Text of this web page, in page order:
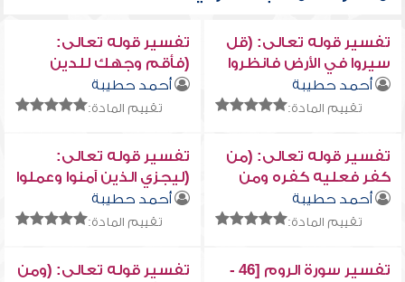
تفسير قوله تعالى: (قل
سيروا في الأرض فانظروا
كيف كان عاقبة الذين من
قبل ... )
أحمد حطيبة
تقييم المادة:
تفسير قوله تعالى:
(فأقم وجهك للدين
القيم ...)
أحمد حطيبة
تقييم المادة:
تفسير قوله تعالى: (من
كفر فعليه كفره ومن
عمل صالحاً فلأنفسهم
يمهدون)
أحمد حطيبة
تقييم المادة:
تفسير قوله تعالى:
(ليجزي الذين آمنوا وعملوا
الصالحات من فضله ...)
أحمد حطيبة
تقييم المادة:
تفسير سورة الروم [46 -
تفسير قوله تعالى: (ومن